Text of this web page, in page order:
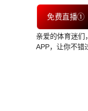
免费直播①
亲爱的体育迷们
APP，让你不错